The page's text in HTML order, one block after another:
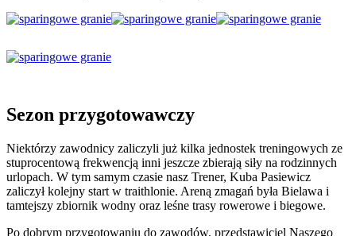
Sezon przygotowawczy
Niektórzy zawodnicy zaliczyli już kilka jednostek treningowych ze
stuprocentową frekwencją inni jeszcze zbierają siły na rodzinnych
urlopach. W tym samym czasie nasz Trener, Kuba Pasiewicz
zaliczył kolejny start w traithlonie. Areną zmagań była Bielawa i
tamtejszy zbiornik wodny oraz leśne trasy rowerowe i biegowe.
Po dobrym przygotowaniu do zawodów, przedstawiciel Naszego